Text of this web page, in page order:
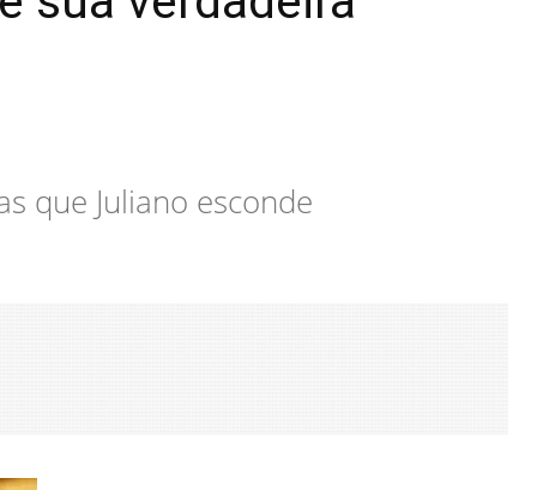
que Juliano esconde